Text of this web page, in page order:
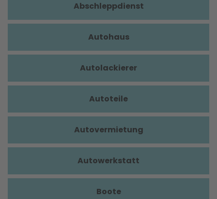
Abschleppdienst
Autohaus
Autolackierer
Autoteile
Autovermietung
Autowerkstatt
Boote